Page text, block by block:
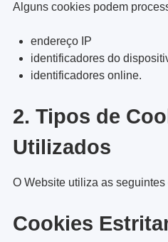
Alguns cookies podem
endereço IP
identificadores do
identificadores online.
2. Tipos de
Utilizados
O Website utiliza as
Cookies